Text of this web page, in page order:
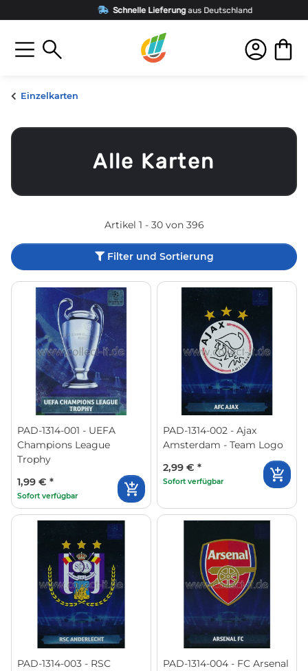
Schnelle Lieferungaus Deutschland
Einzelkarten
Alle Karten
Artikel 1 - 30 von 396
Filter und Sortierung
PAD-1314-001 - UEFA
Champions League
Trophy
1,99 € *
Sofort verfügbar
PAD-1314-002 - Ajax
Amsterdam - Team Logo
2,99 € *
Sofort verfügbar
PAD-1314-003 - RSC
PAD-1314-004 - FC Arsenal